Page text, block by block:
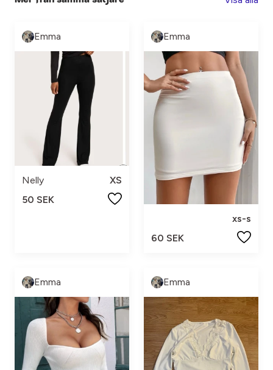
Emma
Nelly
XS
50 SEK
Emma
xs-s
60 SEK
Emma Emma